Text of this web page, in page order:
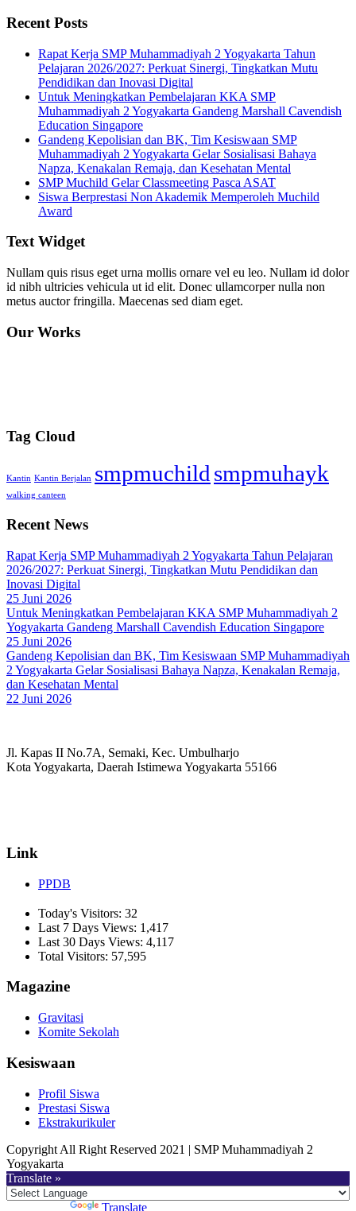
Recent Posts
Rapat Kerja SMP Muhammadiyah 2 Yogyakarta Tahun
Pelajaran 2026/2027: Perkuat Sinergi, Tingkatkan Mutu
Pendidikan dan Inovasi Digital
Untuk Meningkatkan Pembelajaran KKA SMP
Muhammadiyah 2 Yogyakarta Gandeng Marshall Cavendish
Education Singapore
Gandeng Kepolisian dan BK, Tim Kesiswaan SMP
Muhammadiyah 2 Yogyakarta Gelar Sosialisasi Bahaya
Napza, Kenakalan Remaja, dan Kesehatan Mental
SMP Muchild Gelar Classmeeting Pasca ASAT
Siswa Berprestasi Non Akademik Memperoleh Muchild
Award
Text Widget
Nullam quis risus eget urna mollis ornare vel eu leo. Nullam id dolor
id nibh ultricies vehicula ut id elit. Donec ullamcorper nulla non
metus auctor fringilla. Maecenas sed diam eget.
Our Works
Tag Cloud
Kantin Kantin Berjalan smpmuchild smpmuhayk
walking canteen
Recent News
Rapat Kerja SMP Muhammadiyah 2 Yogyakarta Tahun Pelajaran
2026/2027: Perkuat Sinergi, Tingkatkan Mutu Pendidikan dan
Inovasi Digital
25 Juni 2026
Untuk Meningkatkan Pembelajaran KKA SMP Muhammadiyah 2
Yogyakarta Gandeng Marshall Cavendish Education Singapore
25 Juni 2026
Gandeng Kepolisian dan BK, Tim Kesiswaan SMP Muhammadiyah
2 Yogyakarta Gelar Sosialisasi Bahaya Napza, Kenakalan Remaja,
dan Kesehatan Mental
22 Juni 2026
Jl. Kapas II No.7A, Semaki, Kec. Umbulharjo
Kota Yogyakarta, Daerah Istimewa Yogyakarta 55166
Link
PPDB
Today's Visitors: 32
Last 7 Days Views: 1,417
Last 30 Days Views: 4,117
Total Visitors: 57,595
Magazine
Gravitasi
Komite Sekolah
Kesiswaan
Profil Siswa
Prestasi Siswa
Ekstrakurikuler
Copyright All Right Reserved 2021 | SMP Muhammadiyah 2
Yogyakarta
Translate »
Translate